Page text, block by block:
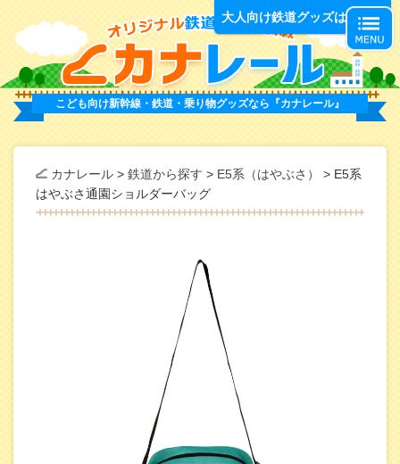
大人向け鉄道グッズはこちら
こども向け新幹線・鉄道・乗り物グッズなら 『カナレール』
カナレール > 鉄道から探す > E5系（はやぶさ） > E5系
はやぶさ通園ショルダーバッグ